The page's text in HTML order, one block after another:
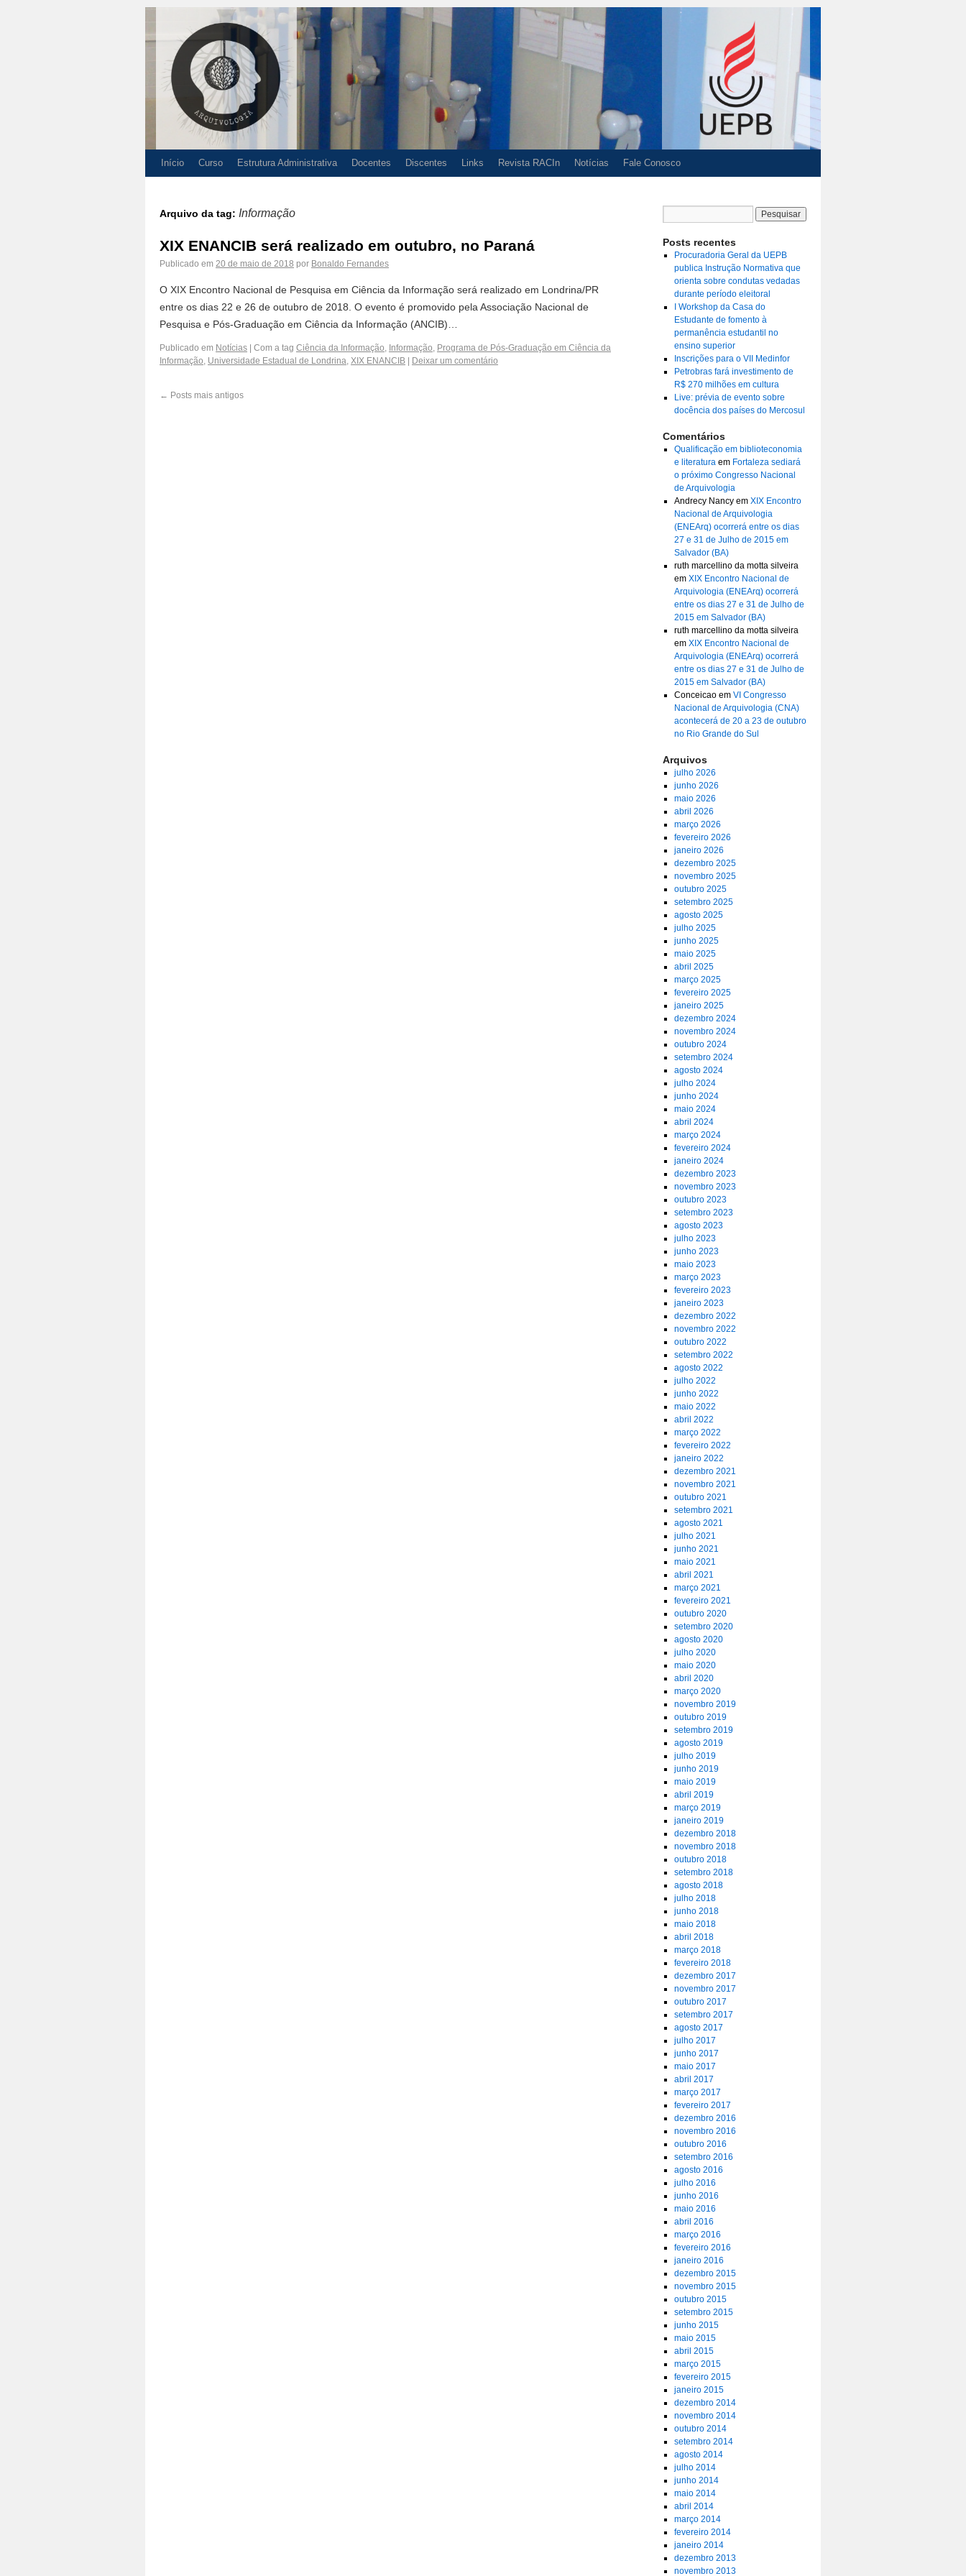
Início Curso Estrutura Administrativa Docentes Discentes Links Revista RACIn Notícias Fale Conosco
Arquivo da tag: Informação
XIX ENANCIB será realizado em outubro, no Paraná
Publicado em 20 de maio de 2018 por Bonaldo Fernandes
O XIX Encontro Nacional de Pesquisa em Ciência da Informação será realizado em Londrina/PR
entre os dias 22 e 26 de outubro de 2018. O evento é promovido pela Associação Nacional de
Pesquisa e Pós-Graduação em Ciência da Informação (ANCIB)…
Publicado em Notícias Com a tag Ciência da Informação, Informação, Programa de Pós-Graduação em Ciência da
Informação, Universidade Estadual de Londrina, XIX ENANCIB Deixar um comentário
← Posts mais antigos
Posts recentes
Procuradoria Geral da UEPB
publica Instrução Normativa que
orienta sobre condutas vedadas
durante período eleitoral
I Workshop da Casa do
Estudante de fomento à
permanência estudantil no
ensino superior
Inscrições para o VII Medinfor
Petrobras fará investimento de
R$ 270 milhões em cultura
Live: prévia de evento sobre
docência dos países do Mercosul
Comentários
Qualificação em biblioteconomia
e literaturaem Fortaleza sediará
o próximo Congresso Nacional
de Arquivologia
Andrecy Nancyem XIX Encontro
Nacional de Arquivologia
(ENEArq) ocorrerá entre os dias
27 e 31 de Julho de 2015 em
Salvador (BA)
ruth marcellino da motta silveira
em XIX Encontro Nacional de
Arquivologia (ENEArq) ocorrerá
entre os dias 27 e 31 de Julho de
2015 em Salvador (BA)
ruth marcellino da motta silveira
em XIX Encontro Nacional de
Arquivologia (ENEArq) ocorrerá
entre os dias 27 e 31 de Julho de
2015 em Salvador (BA)
Conceicaoem VI Congresso
Nacional de Arquivologia (CNA)
acontecerá de 20 a 23 de outubro
no Rio Grande do Sul
Arquivos
julho 2026
junho 2026
maio 2026
abril 2026
março 2026
fevereiro 2026
janeiro 2026
dezembro 2025
novembro 2025
outubro 2025
setembro 2025
agosto 2025
julho 2025
junho 2025
maio 2025
abril 2025
março 2025
fevereiro 2025
janeiro 2025
dezembro 2024
novembro 2024
outubro 2024
setembro 2024
agosto 2024
julho 2024
junho 2024
maio 2024
abril 2024
março 2024
fevereiro 2024
janeiro 2024
dezembro 2023
novembro 2023
outubro 2023
setembro 2023
agosto 2023
julho 2023
junho 2023
maio 2023
março 2023
fevereiro 2023
janeiro 2023
dezembro 2022
novembro 2022
outubro 2022
setembro 2022
agosto 2022
julho 2022
junho 2022
maio 2022
abril 2022
março 2022
fevereiro 2022
janeiro 2022
dezembro 2021
novembro 2021
outubro 2021
setembro 2021
agosto 2021
julho 2021
junho 2021
maio 2021
abril 2021
março 2021
fevereiro 2021
outubro 2020
setembro 2020
agosto 2020
julho 2020
maio 2020
abril 2020
março 2020
novembro 2019
outubro 2019
setembro 2019
agosto 2019
julho 2019
junho 2019
maio 2019
abril 2019
março 2019
janeiro 2019
dezembro 2018
novembro 2018
outubro 2018
setembro 2018
agosto 2018
julho 2018
junho 2018
maio 2018
abril 2018
março 2018
fevereiro 2018
dezembro 2017
novembro 2017
outubro 2017
setembro 2017
agosto 2017
julho 2017
junho 2017
maio 2017
abril 2017
março 2017
fevereiro 2017
dezembro 2016
novembro 2016
outubro 2016
setembro 2016
agosto 2016
julho 2016
junho 2016
maio 2016
abril 2016
março 2016
fevereiro 2016
janeiro 2016
dezembro 2015
novembro 2015
outubro 2015
setembro 2015
junho 2015
maio 2015
abril 2015
março 2015
fevereiro 2015
janeiro 2015
dezembro 2014
novembro 2014
outubro 2014
setembro 2014
agosto 2014
julho 2014
junho 2014
maio 2014
abril 2014
março 2014
fevereiro 2014
janeiro 2014
dezembro 2013
novembro 2013